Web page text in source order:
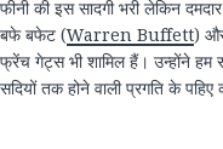
​फीनी​ ​की​ ​इस​ ​सादगी भरी​ ​लेकिन​
बफे ​बफेट​ (Warren Buffett)
फ्रेंच​ ​गेट्स​ ​भी​ ​शामिल​ ​हैं।​ ​उन्होंने​ ​हम​
सदियों​ ​तक​ ​होने​ ​वाली​ ​प्रगति​ ​के​